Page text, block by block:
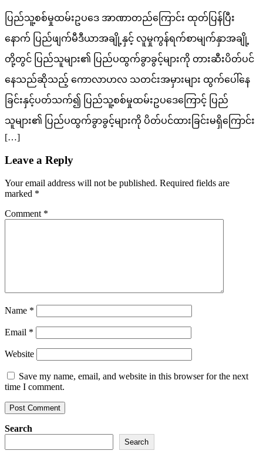
ပြည်သူ့စစ်မှုထမ်းဥပဒေ အာဏာတည်ကြောင်း ထုတ်ပြန်ပြီး
နောက် ပြည်ဖျက်မီဒီယာအချို့နှင့် လူမှုကွန်ရက်စာမျက်နှာအချို့
တို့တွင် ပြည်သူများ၏ ပြည်ပထွက်ခွာခွင့်များကို တားဆီးပိတ်ပင်
နေသည်ဆိုသည့် ကောလာဟလ သတင်းအမှားများ ထွက်ပေါ်နေ
ခြင်းနှင့်ပတ်သက်၍ ပြည်သူ့စစ်မှုထမ်းဥပဒေကြောင့် ပြည်
သူများ၏ ပြည်ပထွက်ခွာခွင့်များကို ပိတ်ပင်ထားခြင်းမရှိကြောင်း
[…]
Leave a Reply
Your email address will not be published. Required fields are
marked *
Comment *
Name *
Email *
Website
Save my name, email, and website in this browser for the next
time I comment.
Search
Search